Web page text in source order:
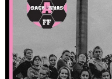
MATCHER
STÖDMEDLEM - BLI VÅR BFF!